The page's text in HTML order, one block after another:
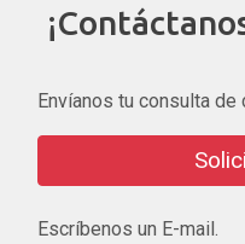
Envíanos tu consulta
Escríbenos un E-mail.